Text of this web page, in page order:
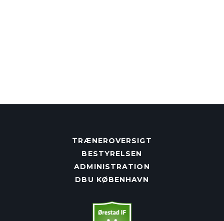
TRÆNEROVERSIGT
BESTYRELSEN
ADMINISTRATION
DBU KØBENHAVN